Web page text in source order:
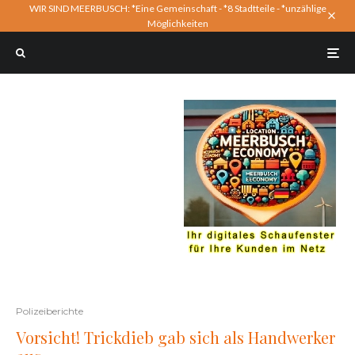
WIR SIND MEERBUSCH: *Eine Gemeinschaft - *8 Stadtteile - *unzählige
Möglichkeiten
Polizeiberichte
Vorsicht! Trickdieb gab sich als Handwerker